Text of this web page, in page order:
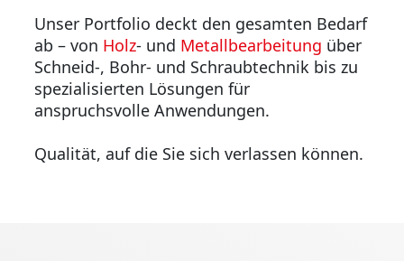
Unser Portfolio deckt den gesamten Bedarf
ab – von Holz- und Metallbearbeitung über
Schneid-, Bohr- und Schraubtechnik bis zu
spezialisierten Lösungen für
anspruchsvolle Anwendungen.
Qualität, auf die Sie sich verlassen können.